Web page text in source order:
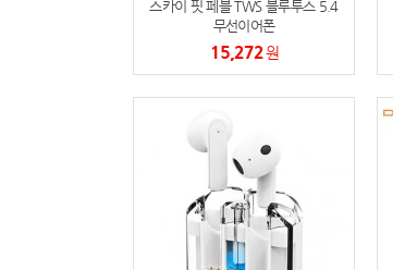
스카이 핏 페블 TWS 블루투스 5.4
무선이어폰
15,272원